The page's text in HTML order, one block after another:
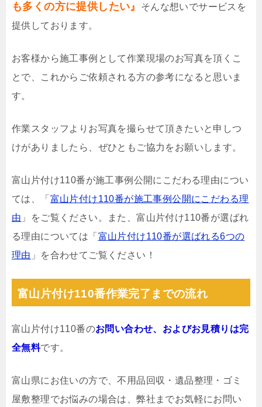
も多くの方に提供したい』
そんな想いでサービスを
提供しております。
お客様から施工事例として作業現場のお写真を頂くこ
とで、これからご依頼される方の参考になると思いま
す。
作業スタッフよりお写真を撮らせて頂きたいと申しつ
けがありましたら、ぜひともご協力をお願いします。
富山片付け110番が施工事例公開にこだわる理由につい
ては、「 富山片付け110番が施工事例公開にこだわる理
由 」をご覧ください。また、富山片付け110番が選ばれ
る理由については「 富山片付け110番が選ばれる6つの
理由 」を合わせてご覧ください！
富山片付け110番作業完了までの流れ
富山片付け110番のお問い合わせ、およびお見積りは完
全無料です。
富山県にお住いの方で、不用品回収・遺品整理・ゴミ
屋敷整理でお悩みの場合は、弊社までお気軽にお問い